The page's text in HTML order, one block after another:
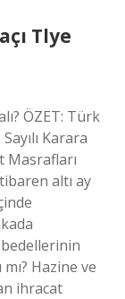
Tlye
ÖZET: Türk
Karara
Masrafları
altı ay
Hazine ve
ihracat